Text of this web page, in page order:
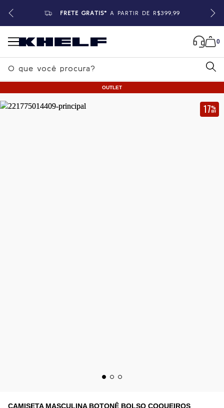
FRETE GRÁTIS* A PARTIR DE R$399,99
0
B
u
s
c
a
OUTLET
17%
OFF
CAMISETA MASCULINA BOTONÊ BOLSO COQUEIROS